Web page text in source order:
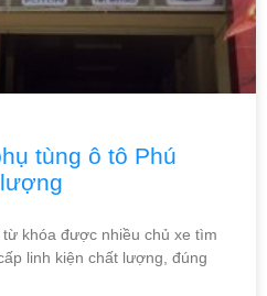
tùng ô tô Phú
khóa được nhiều chủ xe tìm
linh kiện chất lượng, đúng